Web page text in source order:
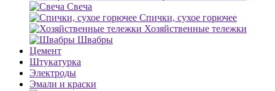
Свеча
Спички, сухое горючее
Хозяйственные тележки
Швабры
Цемент
Штукатурка
Электроды
Эмали и краски